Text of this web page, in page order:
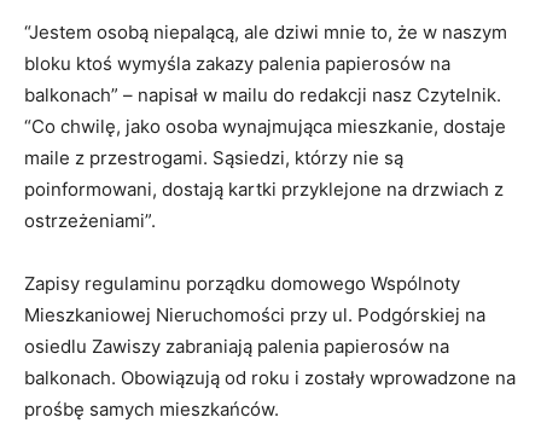
“Jestem osobą niepalącą, ale dziwi mnie to, że w naszym
bloku ktoś wymyśla zakazy palenia papierosów na
balkonach” – napisał w mailu do redakcji nasz Czytelnik.
“Co chwilę, jako osoba wynajmująca mieszkanie, dostaje
maile z przestrogami. Sąsiedzi, którzy nie są
poinformowani, dostają kartki przyklejone na drzwiach z
ostrzeżeniami”.
Zapisy regulaminu porządku domowego Wspólnoty
Mieszkaniowej Nieruchomości przy ul. Podgórskiej na
osiedlu Zawiszy zabraniają palenia papierosów na
balkonach. Obowiązują od roku i zostały wprowadzone na
prośbę samych mieszkańców.